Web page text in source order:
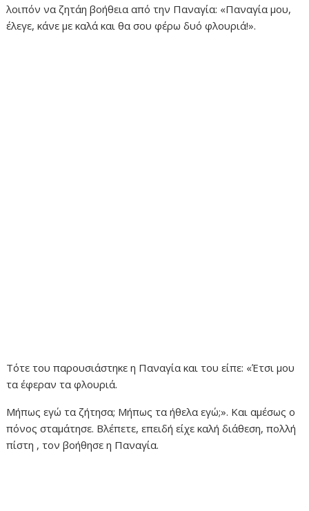
λοιπόν να ζητάη βοήθεια από την Παναγία: «Παναγία μου,
έλεγε, κάνε με καλά και θα σου φέρω δυό φλουριά!».
Τότε του παρουσιάστηκε η Παναγία και του είπε: «Έτσι μου
τα έφεραν τα φλουριά.
Μήπως εγώ τα ζήτησα; Μήπως τα ήθελα εγώ;». Και αμέσως ο
πόνος σταμάτησε. Βλέπετε, επειδή είχε καλή διάθεση, πολλή
πίστη , τον βοήθησε η Παναγία.